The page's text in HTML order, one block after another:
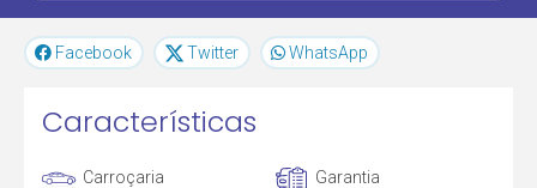
Facebook Twitter WhatsApp
Características
Carroçaria
Garantia